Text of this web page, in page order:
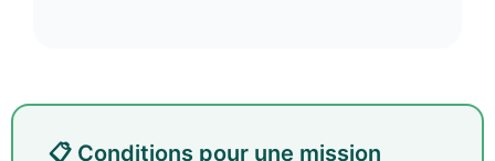
📋 Conditions pour une mission